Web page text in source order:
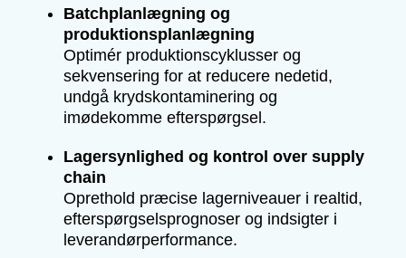
Batchplanlægning og
produktionsplanlægning
Optimér produktionscyklusser og
sekvensering for at reducere nedetid,
undgå krydskontaminering og
imødekomme efterspørgsel.
Lagersynlighed og kontrol over supply
chain
Oprethold præcise lagerniveauer i realtid,
efterspørgselsprognoser og indsigter i
leverandørperformance.